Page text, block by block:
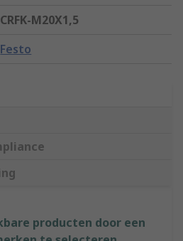
CRFK-M20X1,5
Festo
producten door een